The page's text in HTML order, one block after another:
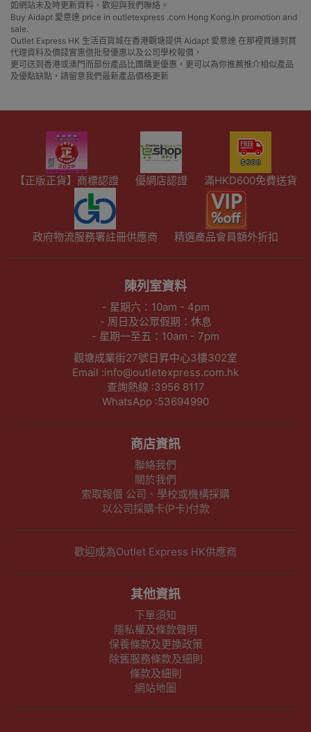
如網站未及時更新資料，歡迎與我們聯絡。
Buy Aidapt 愛意達 price in outletexpress .com Hong Kong.In promotion and
sale.
Outlet Express HK 生活百貨城在香港觀塘提供 Aidapt 愛意達 在那裡買邊到買
代理資料及價錢實惠借批發優惠以及公司學校報價，
更可送到香港或澳門而部份產品比團購更優惠，更可以為你推薦推介相似產品
及優點缺點，請留意我們最新產品價格更新
【正版正貨】商標認證 優網店認證 滿HKD600免費送貨
政府物流服務署註冊供應商 精選產品會員額外折扣
陳列室資料
- 星期六：10am - 4pm
- 周日及公眾假期：休息
- 星期一至五：10am - 7pm
觀塘成業街27號日昇中心3樓302室
Email :info@outletexpress.com.hk
查詢熱線 :3956 8117
WhatsApp :53694990
商店資訊
聯絡我們
關於我們
索取報價 公司、學校或機構採購
以公司採購卡(P卡)付款
歡迎成為Outlet Express HK供應商
其他資訊
下單須知
隱私權及條款聲明
保養條款及更換政策
除舊服務條款及細則
條款及細則
網站地圖